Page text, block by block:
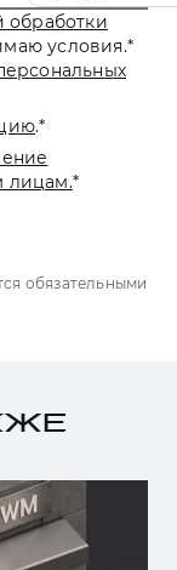
обработки
условия.*
.*
лицам.*
обязательными